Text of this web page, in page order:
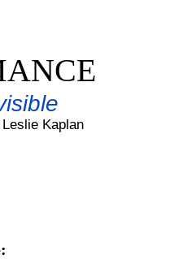
Kaplan
Mémoire de
michalvittels.com